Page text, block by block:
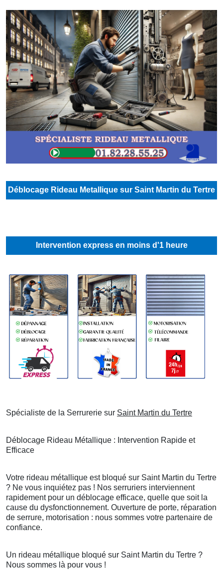
Déblocage Rideau Metallique sur Saint Martin du Tertre
Intervention express en moins d'1 heure
Spécialiste de la Serrurerie sur Saint Martin du Tertre
Déblocage Rideau Métallique : Intervention Rapide et
Efficace
Votre rideau métallique est bloqué sur Saint Martin du Tertre
? Ne vous inquiétez pas ! Nos serruriers interviennent
rapidement pour un déblocage efficace, quelle que soit la
cause du dysfonctionnement. Ouverture de porte, réparation
de serrure, motorisation : nous sommes votre partenaire de
confiance.
Un rideau métallique bloqué sur Saint Martin du Tertre ?
Nous sommes là pour vous !